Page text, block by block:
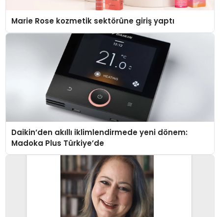
Marie Rose kozmetik sektörüne giriş yaptı
Daikin’den akıllı iklimlendirmede yeni dönem:
Madoka Plus Türkiye’de